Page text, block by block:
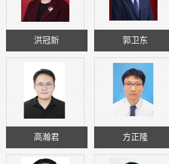
洪冠新 郭卫东
高瀚君 方正隆